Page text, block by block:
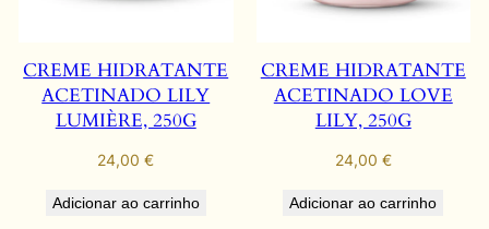
CREME HIDRATANTE
ACETINADO LILY
LUMIÈRE, 250G
24,00€
Adicionar ao carrinho
CREME HIDRATANTE
ACETINADO LOVE
LILY, 250G
24,00 €
Adicionar ao carrinho